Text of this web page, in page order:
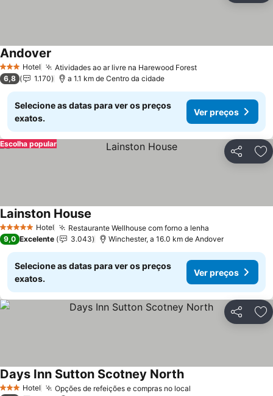
3 EstrelasHotel Atividades ao ar livre na Harewood ForestVer preços
Andover
6,8 1.170 a 1.1 km de Centro da cidade
Selecione as datas para ver os preços
exatos.
Ver preços
Partilhar
Escolha popular
5 Estrelas Hotel Restaurante Wellhouse com forno a lenha
Lainston House
9,0 Excelente 3.043 Winchester, a 16.0 km de Andover
Selecione as datas para ver os preços
exatos.
Ver preços
Partilhar
3 EstrelasHotel Opções de refeições e compras no local
Days Inn Sutton Scotney NorthVer preços